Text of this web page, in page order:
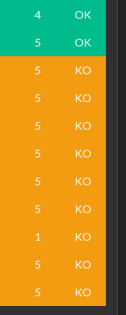
4 OK
5 OK
5 KO
5 KO
5 KO
5 KO
5 KO
5 KO
1 KO
5 KO
5 KO